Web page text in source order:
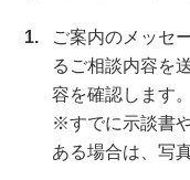
ご案内のメッセ
るご相談内容を
容を確認します。
※すでに示談書
ある場合は、写